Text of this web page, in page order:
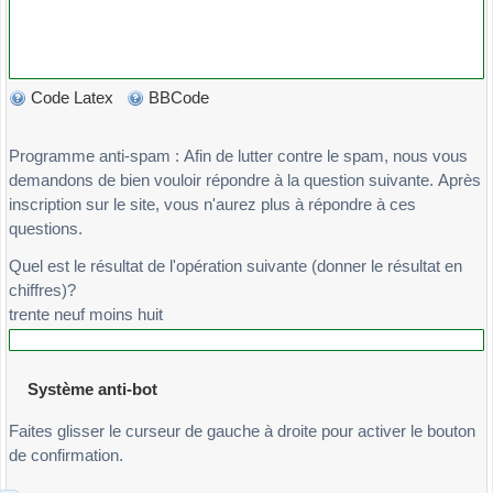
Code Latex BBCode
Programme anti-spam : Afin de lutter contre le spam, nous vous
demandons de bien vouloir répondre à la question suivante. Après
inscription sur le site, vous n'aurez plus à répondre à ces
questions.
Quel est le résultat de l'opération suivante (donner le résultat en
chiffres)?
trente neuf moins huit
Système anti-bot
Faites glisser le curseur de gauche à droite pour activer le bouton
de confirmation.